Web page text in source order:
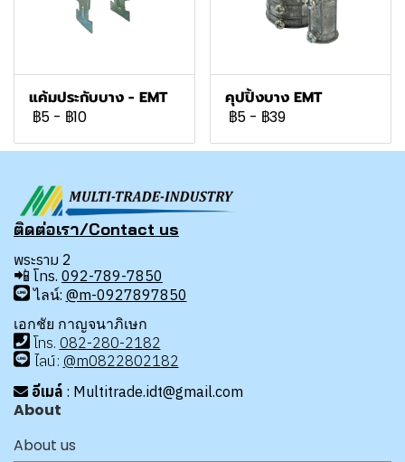
แค้มประกับบาง - EMT
฿5 - ฿10
คุปปิ้งบาง EMT
฿5 - ฿39
ติดต่อเรา/Contact us
พระราม 2
📲 โทร. 092-789-7850
ไลน์: @m-0927897850
เอกชัย กาญจนาภิเษก
โทร. 082-280-2182
ไลน์: @m0822802182
อีเมล์ : Multitrade.idt@gmail.com
About
About us